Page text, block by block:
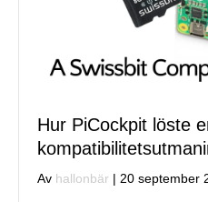
löste en Swissbit-
20 september 2024